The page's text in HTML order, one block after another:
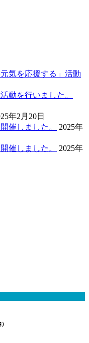
気を応援する」活動
動を行いました。
年2月20日
催しました。
2025年
催しました。
2025年